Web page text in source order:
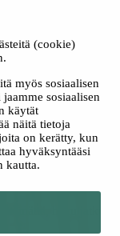
(cookie)
myös sosiaalisen
sosiaalisen
käytät
näitä tietoja
on kerätty, kun
hyväksyntääsi
kautta.
mielihyvää ja
haku jatkuu